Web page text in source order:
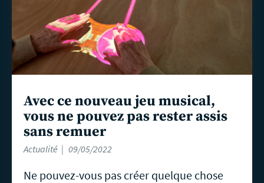
Avec ce nouveau jeu musical,
vous ne pouvez pas rester assis
sans remuer
Actualité 09/05/2022
Ne pouvez-vous pas créer quelque chose